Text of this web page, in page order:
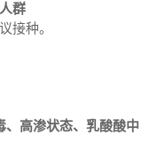
群
接种。
、高渗状态、乳酸酸中